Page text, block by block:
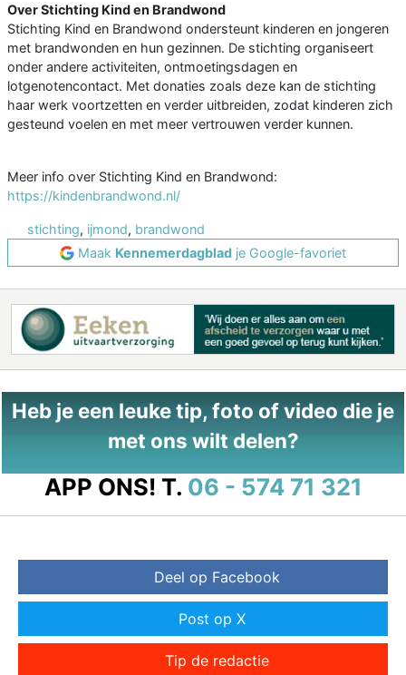
Over Stichting Kind en Brandwond
Stichting Kind en Brandwond ondersteunt kinderen en jongeren
met brandwonden en hun gezinnen. De stichting organiseert
onder andere activiteiten, ontmoetingsdagen en
lotgenotencontact. Met donaties zoals deze kan de stichting
haar werk voortzetten en verder uitbreiden, zodat kinderen zich
gesteund voelen en met meer vertrouwen verder kunnen.
Meer info over Stichting Kind en Brandwond:
https://kindenbrandwond.nl/
stichting, ijmond, brandwond
Maak Kennemerdagblad je Google-favoriet
Heb je een leuke tip, foto of video die je
met ons wilt delen?
APP ONS! T. 06 - 574 71 321
Deel op Facebook
Post op X
Tip de redactie